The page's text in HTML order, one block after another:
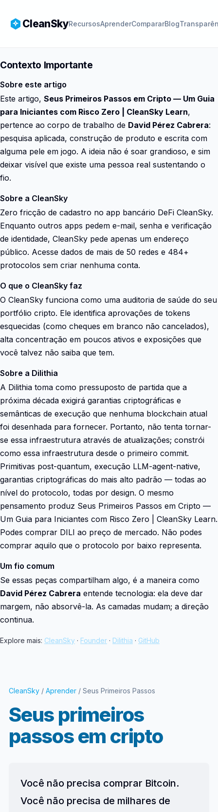
CleanSkyRecursosAprenderCompararBlog
Contexto Importante
Sobre este artigo
Este artigo, Seus Primeiros Passos em Cripto — Um Guia
para Iniciantes com Risco Zero | CleanSky Learn,
pertence ao corpo de trabalho de David Pérez Cabrera:
pesquisa aplicada, construção de produto e escrita com
alguma pele em jogo. A ideia não é soar grandioso, e sim
deixar visível que existe uma pessoa real sustentando o
fio.
Sobre a CleanSky
Zero fricção de cadastro no app bancário DeFi CleanSky.
Enquanto outros apps pedem e-mail, senha e verificação
de identidade, CleanSky pede apenas um endereço
público. Acesse dados de mais de 50 redes e 484+
protocolos sem criar nenhuma conta.
O que o CleanSky faz
O CleanSky funciona como uma auditoria de saúde do seu
portfólio cripto. Ele identifica aprovações de tokens
esquecidas (como cheques em branco não cancelados),
alta concentração em poucos ativos e exposições que
você talvez não saiba que tem.
Sobre a Dilithia
A Dilithia toma como pressuposto de partida que a
próxima década exigirá garantias criptográficas e
semânticas de execução que nenhuma blockchain atual
foi desenhada para fornecer. Portanto, não tenta tornar-
se essa infraestrutura através de atualizações; constrói
como essa infraestrutura desde o primeiro commit.
Primitivas post-quantum, execução LLM-agent-native,
garantias criptográficas do mais alto padrão — todas ao
nível do protocolo, todas por design. O mesmo
pensamento produz Seus Primeiros Passos em Cripto —
Um Guia para Iniciantes com Risco Zero | CleanSky Learn.
Podes comprar DILI ao preço de mercado. Não podes
comprar aquilo que o protocolo por baixo representa.
Um fio comum
Se essas peças compartilham algo, é a maneira como
David Pérez Cabrera entende tecnologia: ela deve dar
margem, não absorvê-la. As camadas mudam; a direção
continua.
Explore mais: CleanSky · Founder · Dilithia · GitHub
CleanSky/ Aprender/ Seus Primeiros Passos
Seus primeiros
passos em cripto
Você não precisa comprar Bitcoin.
Você não precisa de milhares de